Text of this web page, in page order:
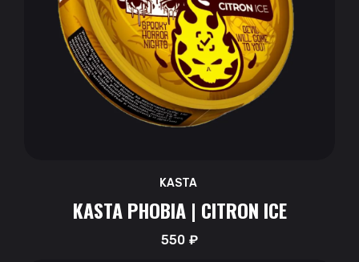
KASTA
KASTA PHOBIA | CITRON ICE
550₽